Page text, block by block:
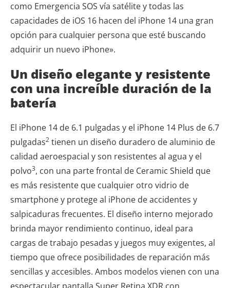
como Emergencia SOS vía satélite y todas las
capacidades de iOS 16 hacen del iPhone 14 una gran
opción para cualquier persona que esté buscando
adquirir un nuevo iPhone».
Un diseño elegante y resistente
con una increíble duración de la
batería
El iPhone 14 de 6.1 pulgadas y el iPhone 14 Plus de 6.7
pulgadas2 tienen un diseño duradero de aluminio de
calidad aeroespacial y son resistentes al agua y el
polvo3, con una parte frontal de Ceramic Shield que
es más resistente que cualquier otro vidrio de
smartphone y protege al iPhone de accidentes y
salpicaduras frecuentes. El diseño interno mejorado
brinda mayor rendimiento continuo, ideal para
cargas de trabajo pesadas y juegos muy exigentes, al
tiempo que ofrece posibilidades de reparación más
sencillas y accesibles. Ambos modelos vienen con una